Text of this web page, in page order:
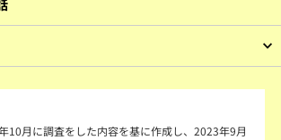
10月に調査をした内容を基に作成し、2023年9月